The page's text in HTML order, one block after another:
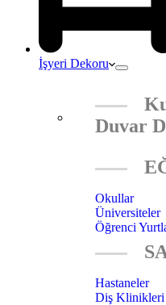
İşyeri Dekoru
Duvar
Okullar
Üniversiteler
Öğrenci
Hastaneler
Diş Klinikleri